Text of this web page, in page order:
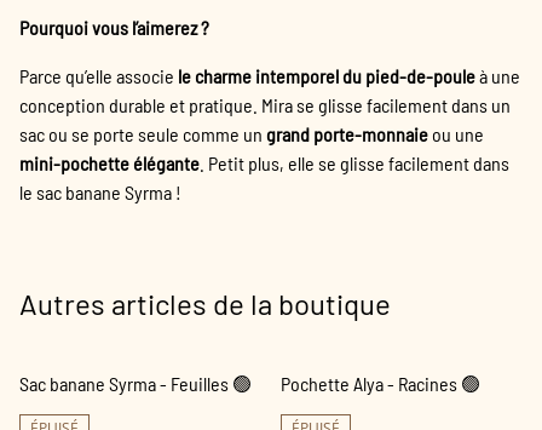
Pourquoi vous l’aimerez ?
Parce qu’elle associe le charme intemporel du pied-de-pouleà une
conception durable et pratique. Mira se glisse facilement dans un
sac ou se porte seule comme un grand porte-monnaie ou une
mini-pochette élégante . Petit plus, elle se glisse facilement dans
le sac banane Syrma !
Autres articles de la boutique
Sac banane Syrma - Feuilles 🟢 Pochette Alya - Racines 🟢